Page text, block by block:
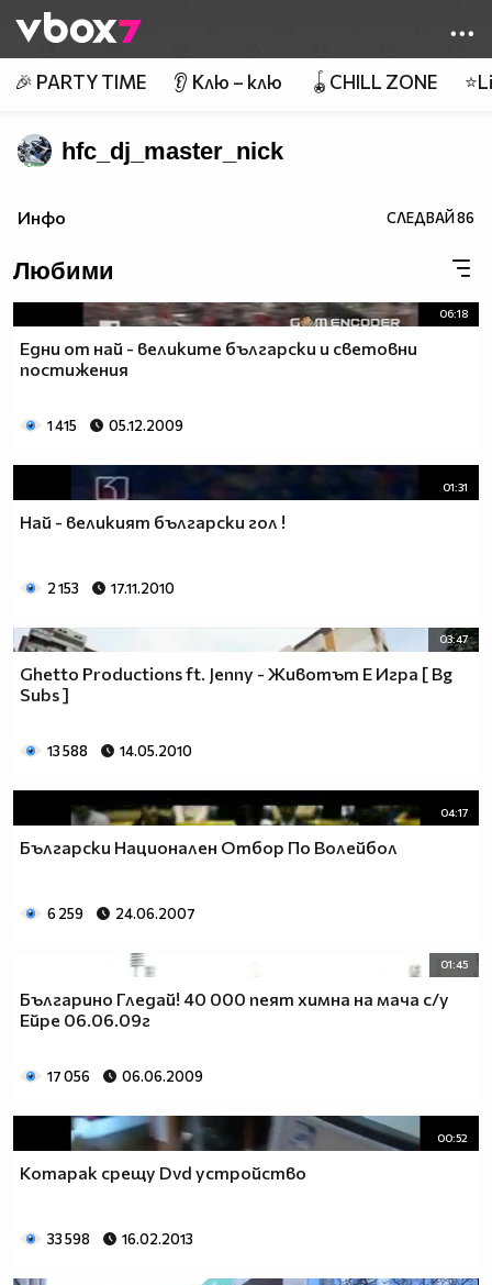
👾
🎉 PARTY TIME 👂 Клю – клю 🪀CHILL ZONE
hfc_dj_master_nick
Инфо СЛЕДВАЙ86
Любими
06:18
Едни от най - великите български и световни
постижения
1 415 05.12.2009
01:31
Най - великият български гол !
2 153 17.11.2010
03:47
Ghetto Productions ft. Jenny - Животът Е Игра [ Bg
Subs ]
13 588 14.05.2010
04:17
Български Национален Отбор По Волейбол
6 259 24.06.2007
01:45
Българино Гледай! 40 000 пеят химна на мача с/у
Ейре 06.06.09г
17 056 06.06.2009
00:52
Котарак срещу Dvd устройство
33 598 16.02.2013